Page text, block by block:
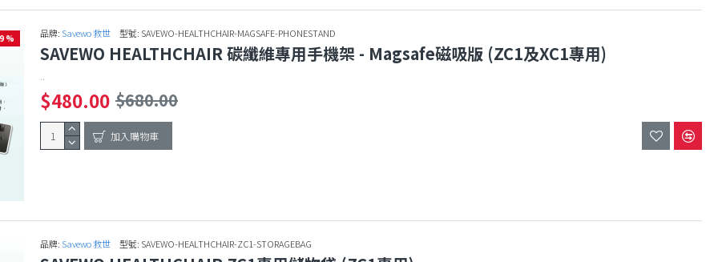
% 品牌: Savewo 救世 型號: SAVEWO-HEALTHCHAIR-MAGSAFE-PHONESTAND
SAVEWO HEALTHCHAIR 碳纖維專用手機架 - Magsafe磁吸版 (ZC1及XC1專用)
..
$480.00 $680.00
加入購物車
品牌: Savewo 救世 型號: SAVEWO-HEALTHCHAIR-ZC1-STORAGEBAG